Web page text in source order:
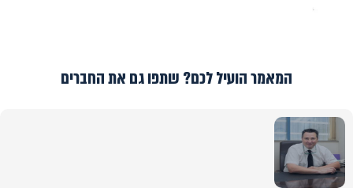
המאמר הועיל לכם? שתפו גם את החברים